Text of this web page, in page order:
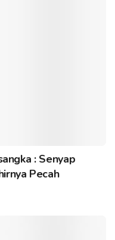
: Senyap
Pecah